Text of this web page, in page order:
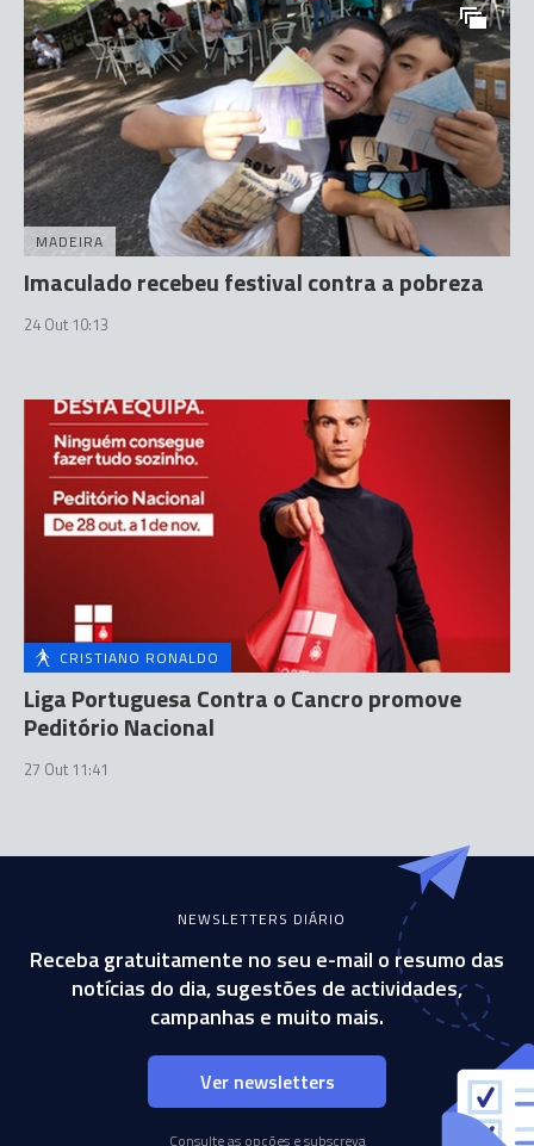
MADEIRA
Imaculado recebeu festival contra a pobreza
24 Out 10:13
CRISTIANO RONALDO
Liga Portuguesa Contra o Cancro promove
Peditório Nacional
27 Out 11:41
NEWSLETTERS DIÁRIO
Receba gratuitamente no seu e-mail o resumo das
notícias do dia, sugestões de actividades,
campanhas e muito mais.
Ver newsletters
Consulte as opções e subscreva